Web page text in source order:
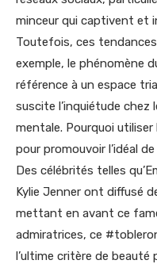
minceur qui captivent et
Toutefois, ces
exemple, le phénomène
référence à un espace
suscite l’inquiétude chez
mentale. Pourquoi utiliser
pour promouvoir l’idéal
Des célébrités telles
Kylie Jenner ont diffusé
mettant en avant ce
admiratrices, ce
l’ultime critère de beauté